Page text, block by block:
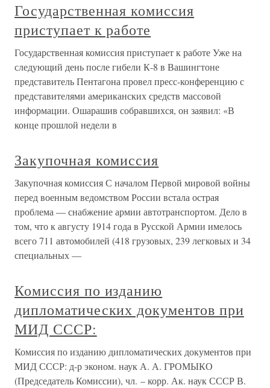
Государственная комиссия
приступает к работе
Государственная комиссия приступает к работе Уже на
следующий день после гибели К-8 в Вашингтоне
представитель Пентагона провел пресс-конференцию с
представителями американских средств массовой
информации. Ошарашив собравшихся, он заявил: «В
конце прошлой недели в
Закупочная комиссия
Закупочная комиссия С началом Первой мировой войны
перед военным ведомством России встала острая
проблема — снабжение армии автотранспортом. Дело в
том, что к августу 1914 года в Русской Армии имелось
всего 711 автомобилей (418 грузовых, 239 легковых и 34
специальных —
Комиссия по изданию
дипломатических документов при
МИД СССР:
Комиссия по изданию дипломатических документов при
МИД СССР: д-р эконом. наук А. А. ГРОМЫКО
(Председатель Комиссии), чл. – корр. Ак. наук СССР В.